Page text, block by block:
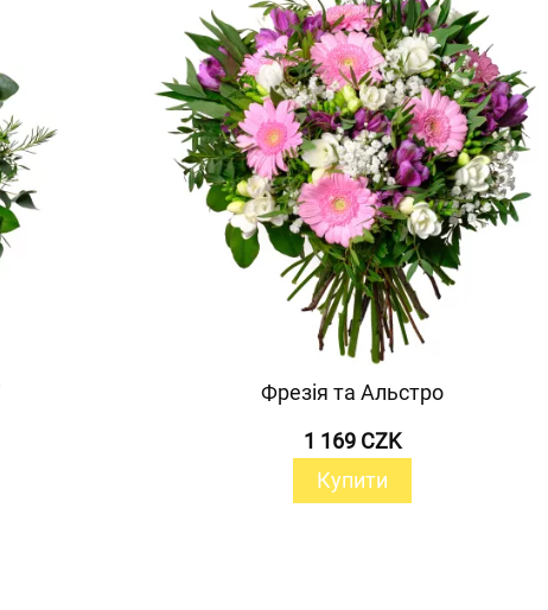
Фрезія та Альстро
1 169 CZK
Купити